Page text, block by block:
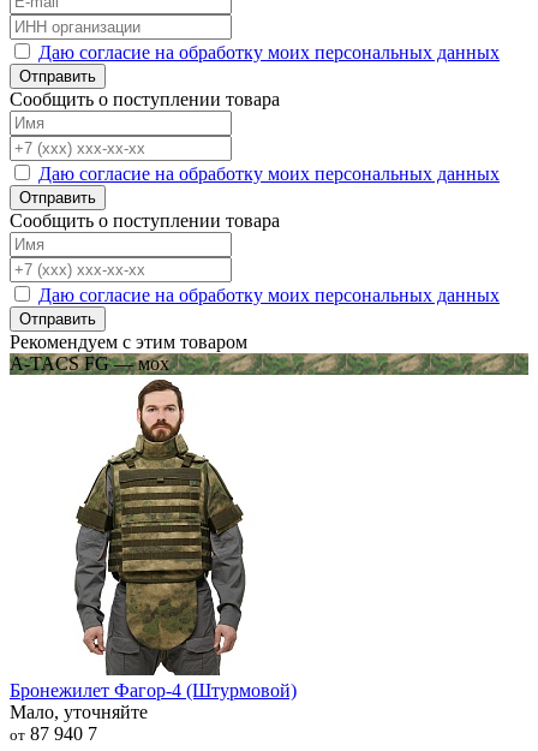
Даю согласие на обработку моих персональных данных
Отправить
Сообщить о поступлении товара
Даю согласие на обработку моих персональных данных
Отправить
Сообщить о поступлении товара
Даю согласие на обработку моих персональных данных
Отправить
Рекомендуем с этим товаром
A-TACS FG — мох
Бронежилет Фагор-4 (Штурмовой)
Мало, уточняйте
от 87 940 7